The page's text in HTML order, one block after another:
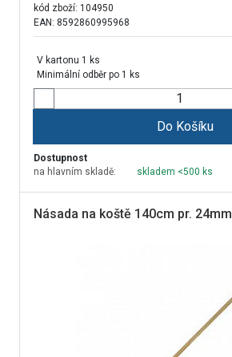
kód zboží: 104950
EAN: 8592860995968
V kartonu 1 ks
Minimální odběr po 1 ks
Do Košíku
Dostupnost
na hlavním skladě:
skladem <500 ks
Násada na koště 140cm pr. 24mm